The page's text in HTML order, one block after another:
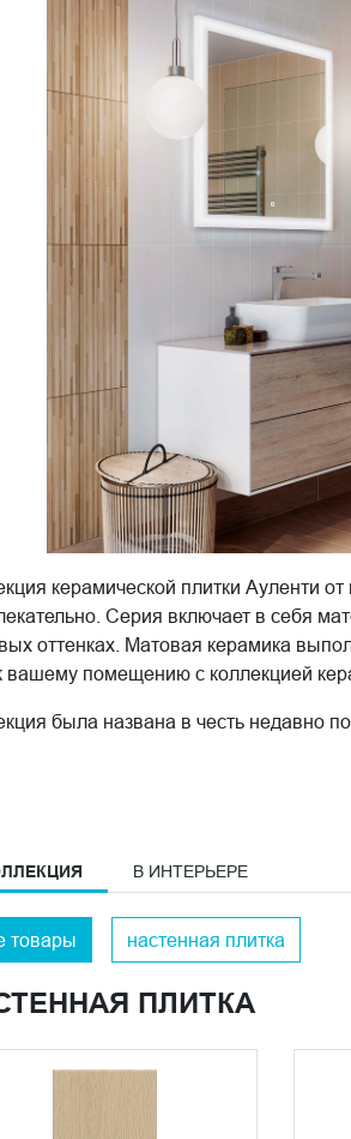
керамической плитки Ауленти
Серия включает в себя
оттенках. Матовая керамика
вашему помещению с коллекцией
была названа в честь недавно
которые снабжают
В ИНТЕРЬЕРЕ
товары настенная плитка
ПЛИТКА